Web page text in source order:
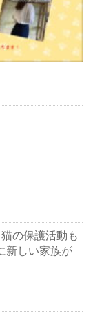
の保護活動も
新しい家族が